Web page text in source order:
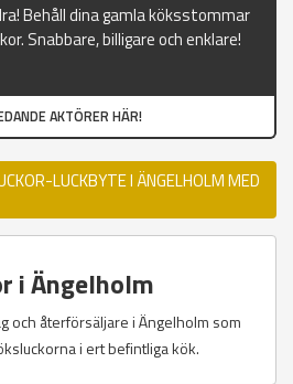
Behåll dina gamla köksstommar
Snabbare, billigare och enklare!
AKTÖRER HÄR!
LUCKBYTE I ÄNGELHOLM MED
i Ängelholm
och återförsäljare i Ängelholm som
i ert befintliga kök.